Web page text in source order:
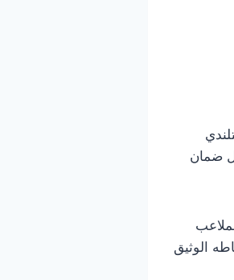
ضمان
الملاعب
نشأته هناك وارتباطه الوثيق